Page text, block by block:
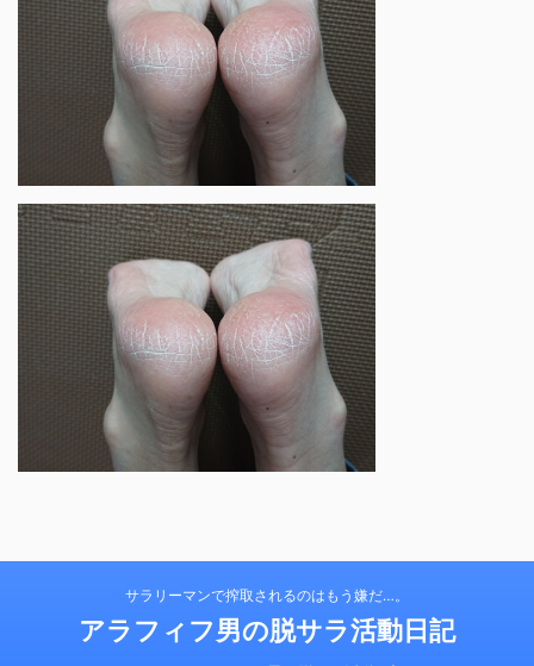
サラリーマンで搾取されるのはもう嫌だ…。
アラフィフ男の脱サラ活動日記